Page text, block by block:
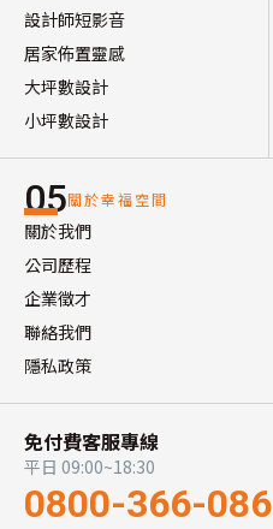
設計師短影音
居家佈置靈感
大坪數設計
小坪數設計
05關於幸福空間
關於我們
公司歷程
企業徵才
聯絡我們
隱私政策
免付費客服專線
平日 09:00~18:30
0800-366-086